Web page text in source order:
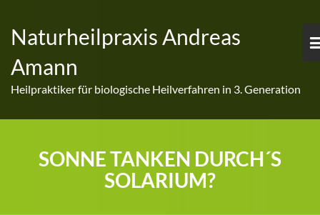
content
Naturheilpraxis Andreas
Amann
Heilpraktiker für biologische Heilverfahren in 3. Generation
SONNE TANKEN DURCH´S
SOLARIUM?